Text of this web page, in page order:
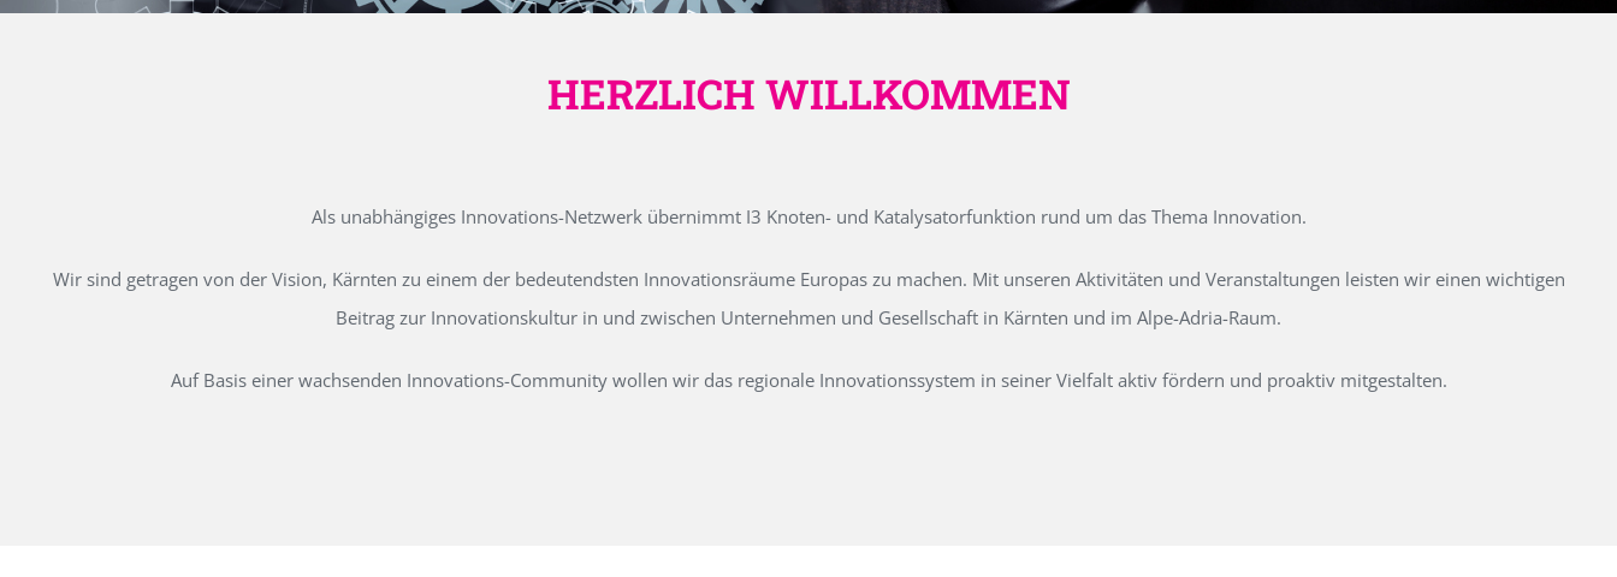
HERZLICH WILLKOMMEN
Als unabhängiges Innovations-Netzwerk übernimmt I3 Knoten- und Katalysatorfunktion rund um das Thema Innovation.
Wir sind getragen von der Vision, Kärnten zu einem der bedeutendsten Innovationsräume Europas zu machen. Mit unseren Aktivitäten und Veranstaltungen leisten wir einen wichtigen
Beitrag zur Innovationskultur in und zwischen Unternehmen und Gesellschaft in Kärnten und im Alpe-Adria-Raum.
Auf Basis einer wachsenden Innovations-Community wollen wir das regionale Innovationssystem in seiner Vielfalt aktiv fördern und proaktiv mitgestalten.